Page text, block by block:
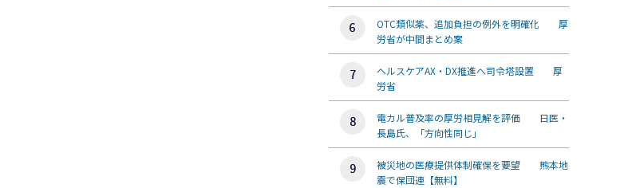
OTC類似薬、追加負担の例外を明確化 厚
労省が中間まとめ案
ヘルスケアAX・DX推進へ司令塔設置 厚
労省
電カル普及率の厚労相見解を評価 日医・
長島氏、「方向性同じ」
被災地の医療提供体制確保を要望 熊本地
震で保団連【無料】